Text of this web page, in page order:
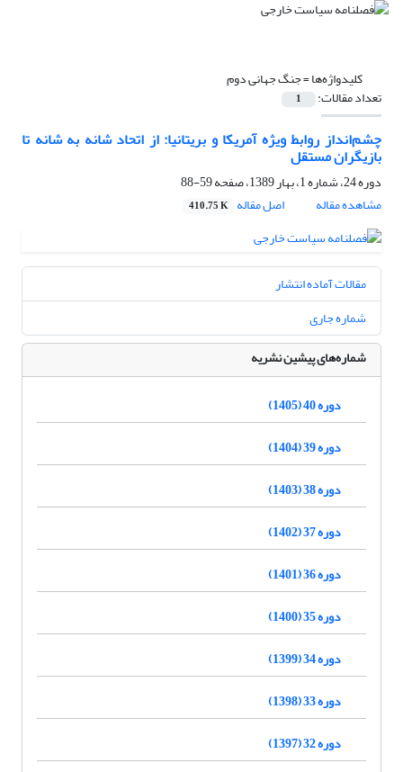
کلیدواژه‌ها =جنگ جهانی دوم
تعداد مقالات: 1
چشم‌انداز روابط ویژه آمریکا و بریتانیا: از اتحاد ‏شانه به شانه تا
بازیگران مستقل ‏
دوره 24، شماره 1، بهار 1389، صفحه
59-88
مشاهده مقاله
اصل مقاله 410.75 K
مقالات آماده انتشار
شماره جاری
شماره‌های پیشین نشریه
دوره 40 (1405)
دوره 39 (1404)
دوره 38 (1403)
دوره 37 (1402)
دوره 36 (1401)
دوره 35 (1400)
دوره 34 (1399)
دوره 33 (1398)
دوره 32 (1397)